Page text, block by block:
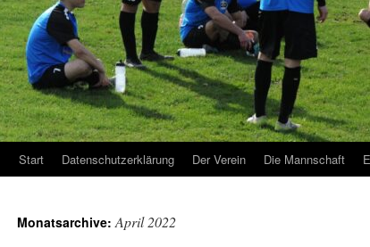
Zum
springen
Start Datenschutzerklärung Der Verein Die Mannschaft
Monatsarchive:April 2022